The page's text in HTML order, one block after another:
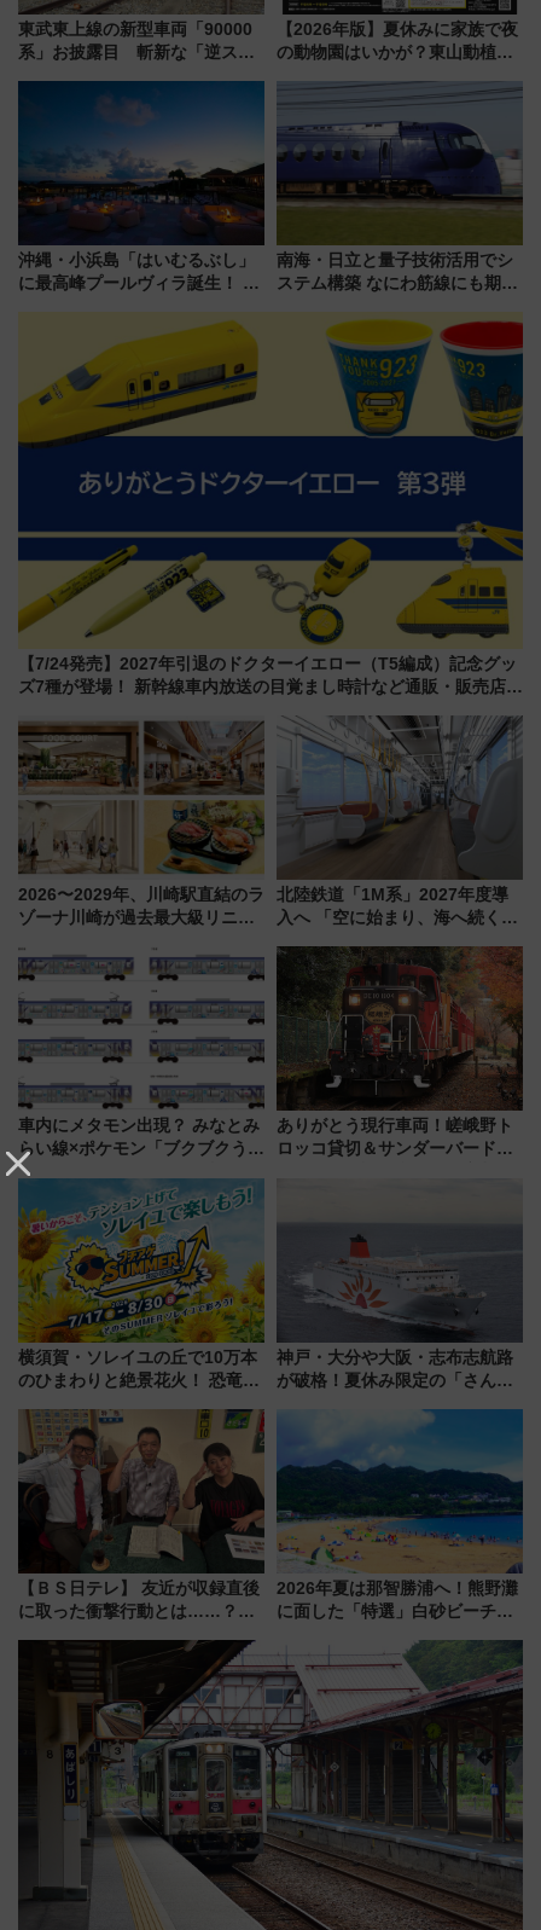
東武東上線の新型車両「90000
系」お披露目 斬新な「逆スラ
放的な車内空間に注目、デビュ
【2026年版】夏休みに家族で夜
の動物園はいかが？東山動植物
ZOO」開催情報
沖縄・小浜島「はいむるぶし」
に最高峰プールヴィラ誕生！ 石
美旅「何もしない贅沢」を体験
してみない？
南海・日立と量子技術活用でシ
ステム構築 なにわ筋線にも期待
【7/24発売】2027年引退のドクターイエロー（T5編成）記念グッ
ズ7種が登場！ 新幹線車内放送の目覚まし時計など通販・販売店舗
2026〜2029年、川崎駅直結のラ
ゾーナ川崎が過去最大級リニュ
「いつから何が変わるか」徹底
解説！
北陸鉄道「1M系」2027年度導
入へ 「空に始まり、海へ続く」
神秘的なデザイン
車内にメタモン出現？ みなとみ
らい線×ポケモン「ブクブクうみ
ぞこの街」ラッピング電車が運
行開始に！ この夏は直通列車で
横浜へ！
ありがとう現行車両！嵯峨野ト
ロッコ貸切＆サンダーバードレ
ツアー」開催
横須賀・ソレイユの丘で10万本
のひまわりと絶景花火！ 恐竜や
帰りお出かけ最新情報（2026年
7月17日～開催）
神戸・大分や大阪・志布志航路
が破格！夏休み限定の「さんふ
ート 夕朝食ビュッフェ付きで
快適な船旅はいかが？
【ＢＳ日テレ】 友近が収録直後
に取った衝撃行動とは……？
で極上の夏祭り鉄道旅を放送
2026年夏は那智勝浦へ！熊野灘
に面した「特選」白砂ビーチは
会」は8月11日開催！